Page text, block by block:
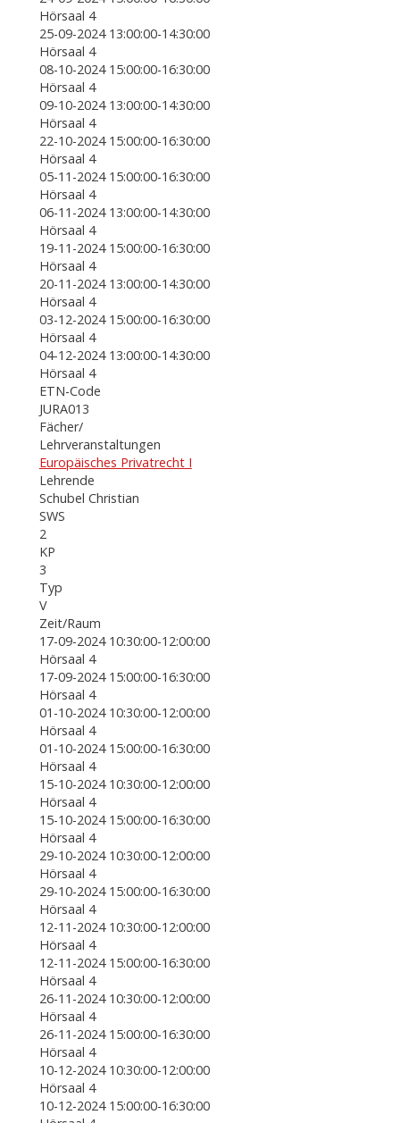
Hörsaal 4
25-09-2024 13:00:00-14:30:00
Hörsaal 4
08-10-2024 15:00:00-16:30:00
Hörsaal 4
09-10-2024 13:00:00-14:30:00
Hörsaal 4
22-10-2024 15:00:00-16:30:00
Hörsaal 4
05-11-2024 15:00:00-16:30:00
Hörsaal 4
06-11-2024 13:00:00-14:30:00
Hörsaal 4
19-11-2024 15:00:00-16:30:00
Hörsaal 4
20-11-2024 13:00:00-14:30:00
Hörsaal 4
03-12-2024 15:00:00-16:30:00
Hörsaal 4
04-12-2024 13:00:00-14:30:00
Hörsaal 4
ETN-Code
JURA013
Fächer/
Lehrveranstaltungen
Europäisches Privatrecht I
Lehrende
Schubel Christian
SWS
2
KP
3
Typ
V
Zeit/Raum
17-09-2024 10:30:00-12:00:00
Hörsaal 4
17-09-2024 15:00:00-16:30:00
Hörsaal 4
01-10-2024 10:30:00-12:00:00
Hörsaal 4
01-10-2024 15:00:00-16:30:00
Hörsaal 4
15-10-2024 10:30:00-12:00:00
Hörsaal 4
15-10-2024 15:00:00-16:30:00
Hörsaal 4
29-10-2024 10:30:00-12:00:00
Hörsaal 4
29-10-2024 15:00:00-16:30:00
Hörsaal 4
12-11-2024 10:30:00-12:00:00
Hörsaal 4
12-11-2024 15:00:00-16:30:00
Hörsaal 4
26-11-2024 10:30:00-12:00:00
Hörsaal 4
26-11-2024 15:00:00-16:30:00
Hörsaal 4
10-12-2024 10:30:00-12:00:00
Hörsaal 4
10-12-2024 15:00:00-16:30:00